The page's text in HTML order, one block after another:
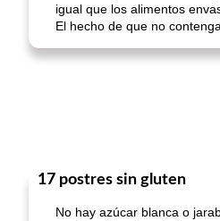
igual que los alimentos
El hecho de que no
17 postres sin gluten
No hay azúcar blanca o